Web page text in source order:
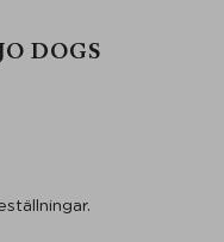
DOGS